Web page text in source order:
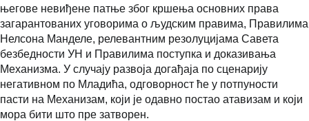
његове невиђене патње због кршења основних права
загарантованих уговорима о људским правима, Правилима
Нелсона Манделе, релевантним резолуцијама Савета
безбедности УН и Правилима поступка и доказивања
Механизма. У случају развоја догађаја по сценарију
негативном по Младића, одговорност ће у потпуности
пасти на Механизам, који је одавно постао атавизам и који
мора бити што пре затворен.